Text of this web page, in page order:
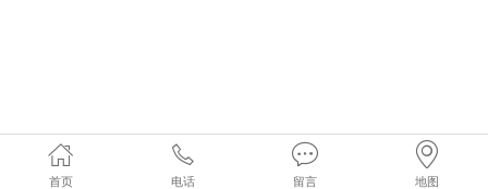
首页 电话 留言 地图